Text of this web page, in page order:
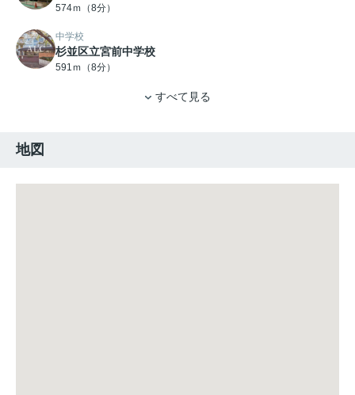
574ｍ（8分）
中学校
杉並区立宮前中学校
591ｍ（8分）
すべて見る
地図